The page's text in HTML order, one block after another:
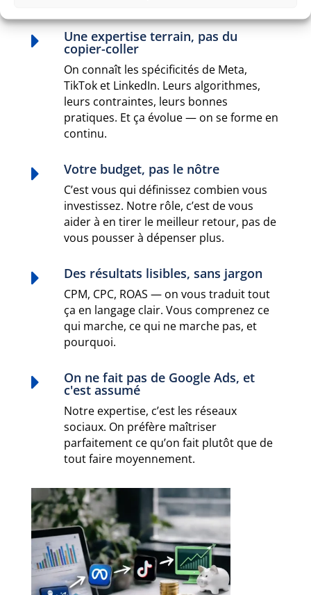
 Une expertise terrain, pas du
copier-coller
On connaît les spécificités de Meta,
TikTok et LinkedIn. Leurs algorithmes,
leurs contraintes, leurs bonnes
pratiques. Et ça évolue — on se forme en
continu.
 Votre budget, pas le nôtre
C’est vous qui définissez combien vous
investissez. Notre rôle, c’est de vous
aider à en tirer le meilleur retour, pas de
vous pousser à dépenser plus.
 Des résultats lisibles, sans jargon
CPM, CPC, ROAS — on vous traduit tout
ça en langage clair. Vous comprenez ce
qui marche, ce qui ne marche pas, et
pourquoi.
 On ne fait pas de Google Ads, et
c'est assumé
Notre expertise, c’est les réseaux
sociaux. On préfère maîtriser
parfaitement ce qu’on fait plutôt que de
tout faire moyennement.